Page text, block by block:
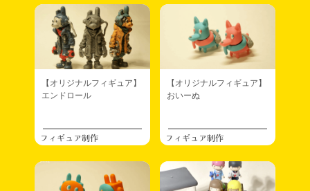
【オリジナルフィギュア】
エンドロール
フィギュア制作
【オリジナルフィギュア】
おいーぬ
フィギュア制作